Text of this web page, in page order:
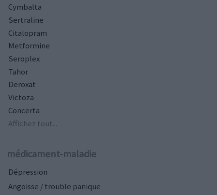
Cymbalta
Sertraline
Citalopram
Metformine
Seroplex
Tahor
Deroxat
Victoza
Concerta
Affichez tout...
médicament-maladie
Dépression
Angoisse / trouble panique